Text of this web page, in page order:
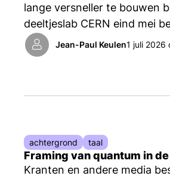
lange versneller te bouwen
deeltjeslab CERN eind mei
Jean-Paul Keulen1 juli 2026
Framing van quantum in
Kranten en andere media
achtergrond taal